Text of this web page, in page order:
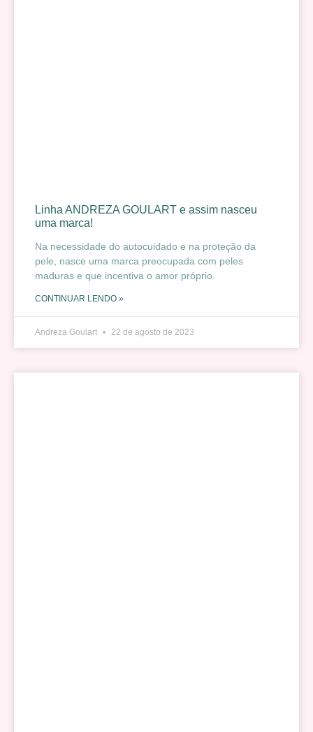
Linha ANDREZA GOULART e assim nasceu
uma marca!
Na necessidade do autocuidado e na proteção da
pele, nasce uma marca preocupada com peles
maduras e que incentiva o amor próprio.
CONTINUAR LENDO »
Andreza Goulart 22 de agosto de 2023